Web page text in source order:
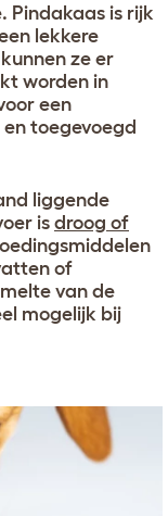
Pindakaas is rijk
lekkere
ze er
worden in
een
toegevoegd
liggende
is droog of
of
van de
mogelijk bij